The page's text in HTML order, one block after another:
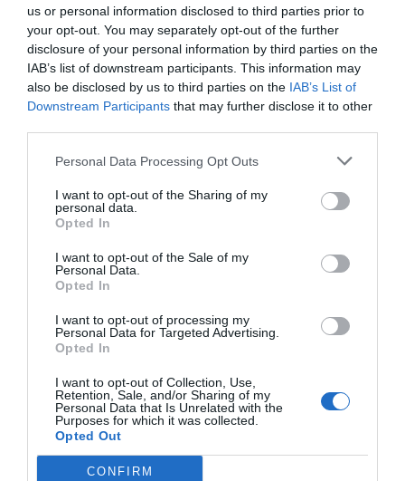
us or personal information disclosed to third parties prior to
your opt-out. You may separately opt-out of the further
disclosure of your personal information by third parties on the
IAB’s list of downstream participants. This information may
also be disclosed by us to third parties on the IAB’s List of
Downstream Participants that may further disclose it to other
Personal Data Processing Opt Outs
I want to opt-out of the Sharing of my
personal data.
Opted In
I want to opt-out of the Sale of my
Personal Data.
Opted In
I want to opt-out of processing my
Personal Data for Targeted Advertising.
Opted In
I want to opt-out of Collection, Use,
Retention, Sale, and/or Sharing of my
Personal Data that Is Unrelated with the
Purposes for which it was collected.
Opted Out
CONFIRM